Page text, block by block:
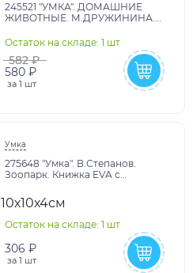
245521 "УМКА". ДОМАШНИЕ
ЖИВОТНЫЕ. М.ДРУЖИНИНА.
ЗАКЛАДКАМИ И ПАЗЛАМИ в
Остаток на складе: 1 шт
582 ₽
580 ₽
за 1 шт
Умка
275648 "Умка". В.Степанов.
Зоопарк. Книжка EVA с
5 разв. в кор.40шт
10х10х4см
Остаток на складе: 1 шт
306 ₽
за 1 шт